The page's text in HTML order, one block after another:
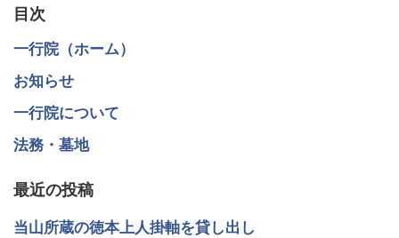
記
事
へ
の
リ
ン
ク
目次
一行院（ホーム）
お知らせ
一行院について
法務・墓地
最近の投稿
当山所蔵の徳本上人掛軸を貸し出し